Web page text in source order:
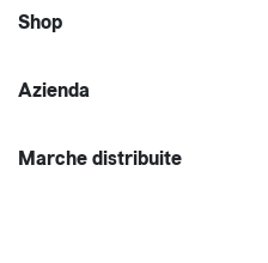
Shop
Azienda
Marche distribuite